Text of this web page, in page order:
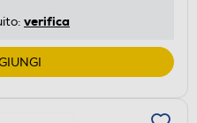
verifica